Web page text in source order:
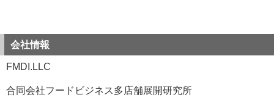
会社情報
FMDI.LLC
合同会社フードビジネス多店舗展開研究所